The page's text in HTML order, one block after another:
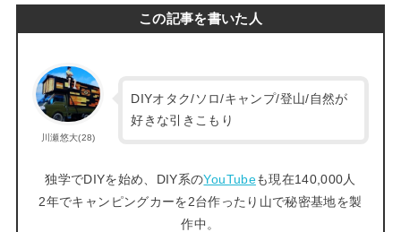
この記事を書いた人
川瀬悠大(28)
DIYオタク/ソロ/キャンプ/登山/自然が
好きな引きこもり
独学でDIYを始め、DIY系のYouTubeも現在140,000人
2年でキャンピングカーを2台作ったり山で秘密基地を製
作中。